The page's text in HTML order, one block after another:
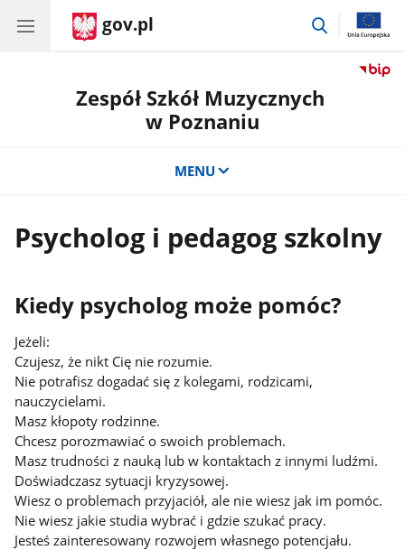
gov.pl
przejdź
Zespół Szkół Muzycznych
w Poznaniu
MENU
Psycholog i pedagog szkolny
Kiedy psycholog może pomóc?
Jeżeli:
Czujesz, że nikt Cię nie rozumie.
Nie potrafisz dogadać się z kolegami, rodzicami,
nauczycielami.
Masz kłopoty rodzinne.
Chcesz porozmawiać o swoich problemach.
Masz trudności z nauką lub w kontaktach z innymi ludźmi.
Doświadczasz sytuacji kryzysowej.
Wiesz o problemach przyjaciół, ale nie wiesz jak im pomóc.
Nie wiesz jakie studia wybrać i gdzie szukać pracy.
Jesteś zainteresowany rozwojem własnego potencjału.